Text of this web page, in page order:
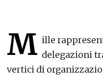
M ille
delegazioni
vertici di